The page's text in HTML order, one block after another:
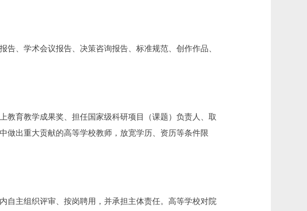
、学术会议报告、决策咨询报告、标准规范、创作作品、
育教学成果奖、担任国家级科研项目（课题）负责人、取
做出重大贡献的高等学校教师，放宽学历、资历等条件限
主组织评审、按岗聘用，并承担主体责任。高等学校对院